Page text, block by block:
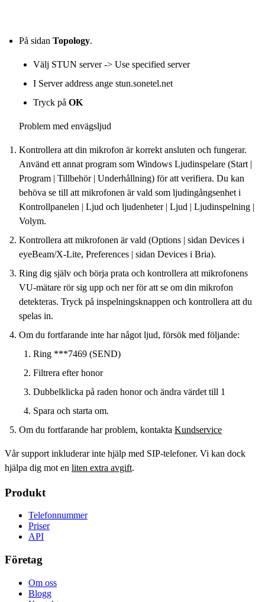
På sidan Topology.
Välj STUN server -> Use specified server
I Server address ange stun.sonetel.net
Tryck på OK
Problem med envägsljud
Kontrollera att din mikrofon är korrekt ansluten och fungerar.
Använd ett annat program som Windows Ljudinspelare (Start |
Program | Tillbehör | Underhållning) för att verifiera. Du kan
behöva se till att mikrofonen är vald som ljudingångsenhet i
Kontrollpanelen | Ljud och ljudenheter | Ljud | Ljudinspelning |
Volym.
Kontrollera att mikrofonen är vald (Options | sidan Devices i
eyeBeam/X-Lite, Preferences | sidan Devices i Bria).
Ring dig själv och börja prata och kontrollera att mikrofonens
VU-mätare rör sig upp och ner för att se om din mikrofon
detekteras. Tryck på inspelningsknappen och kontrollera att du
spelas in.
Om du fortfarande inte har något ljud, försök med följande:
Ring ***7469 (SEND)
Filtrera efter honor
Dubbelklicka på raden honor och ändra värdet till 1
Spara och starta om.
Om du fortfarande har problem, kontakta Kundservice
Vår support inkluderar inte hjälp med SIP-telefoner. Vi kan dock
hjälpa dig mot en liten extra avgift.
Produkt
Telefonnummer
Priser
API
Företag
Om oss
Blogg